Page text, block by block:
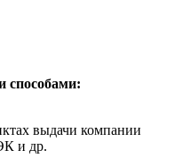
способами:
выдачи компании
и др.